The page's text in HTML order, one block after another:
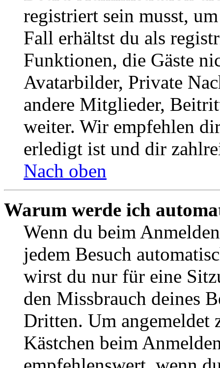
registriert sein musst,
Fall erhältst du als
Funktionen, die Gäste
Avatarbilder, Private
andere Mitglieder,
weiter. Wir empfehlen
erledigt ist und dir
Nach oben
Warum werde ich
Wenn du beim
jedem Besuch
wirst du nur für eine
den Missbrauch deines
Dritten. Um angemeldet
Kästchen beim